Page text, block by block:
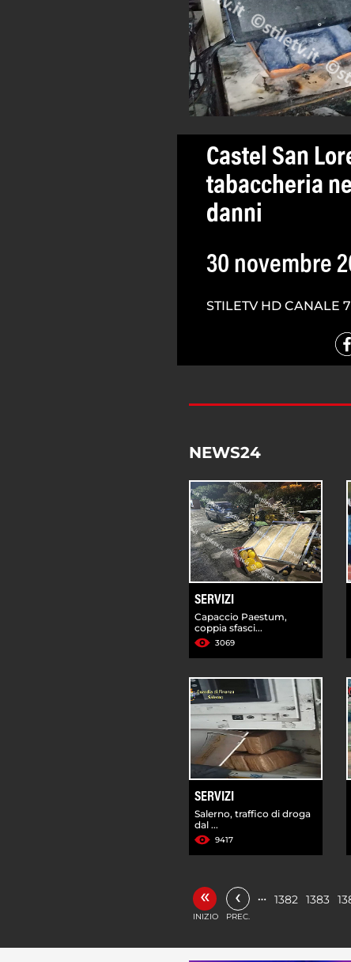
Castel San
tabaccheria
danni
30 novembre
STILETV HD CANALE
NEWS24
SERVIZI
Capaccio Paestum,
coppia sfasci...
3069
SERVIZI
Salerno, traffico di droga
dal ...
9417
«
INIZIO
‹
PREC.
… 1382 1383